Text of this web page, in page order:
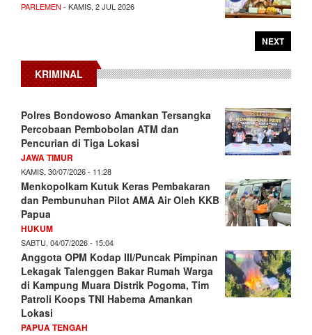
PARLEMEN - KAMIS, 2 JUL 2026
NEXT
KRIMINAL
Polres Bondowoso Amankan Tersangka
Percobaan Pembobolan ATM dan
Pencurian di Tiga Lokasi
JAWA TIMUR
KAMIS, 30/07/2026 - 11:28
Menkopolkam Kutuk Keras Pembakaran
dan Pembunuhan Pilot AMA Air Oleh KKB
Papua
HUKUM
SABTU, 04/07/2026 - 15:04
Anggota OPM Kodap III/Puncak Pimpinan
Lekagak Talenggen Bakar Rumah Warga
di Kampung Muara Distrik Pogoma, Tim
Patroli Koops TNI Habema Amankan
Lokasi
PAPUA TENGAH